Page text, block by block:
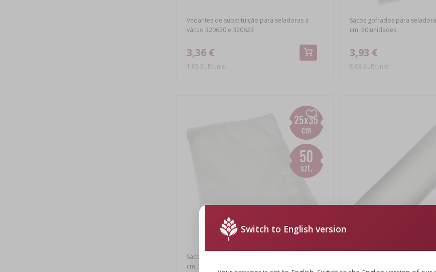
Vedantes de substituição para seladoras a
vácuo 320620 e 320623
3,36 €
1,68 EUR/unid.
Sacos gofrados para
cm, 50 unidades
3,93 €
0,08 EUR/unid.
Sacos gofrados para seladora a vácuo 25 x 35
cm, 50 unidades
Filme para seladora a vácuo
Switch to English version